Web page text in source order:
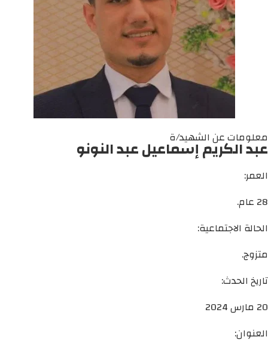
معلومات عن الشهيد/ة
عبد الكريم إسماعيل عبد النونو
العمر:
28 عام.
الحالة الاجتماعية:
متزوج.
تاريخ الحدث:
20 مارس 2024
العنوان: